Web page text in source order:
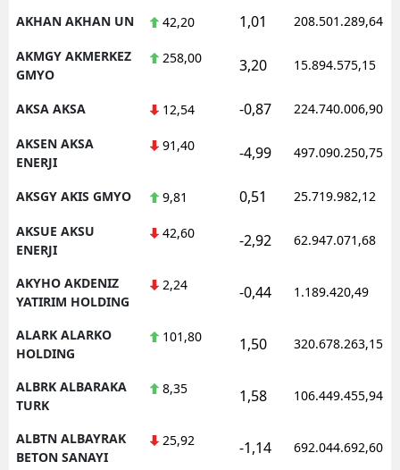
AKHAN AKHAN UN 42,20 1,01 208.501.289,64
AKMGY AKMERKEZ
GMYO
258,00 3,20 15.894.575,15
AKSA AKSA 12,54 -0,87 224.740.006,90
AKSEN AKSA
ENERJI
91,40 -4,99 497.090.250,75
AKSGY AKIS GMYO 9,81 0,51 25.719.982,12
AKSUE AKSU
ENERJI
42,60 -2,92 62.947.071,68
AKYHO AKDENIZ
YATIRIM HOLDING
2,24 -0,44 1.189.420,49
ALARK ALARKO
HOLDING
101,80 1,50 320.678.263,15
ALBRK ALBARAKA
TURK
8,35 1,58 106.449.455,94
ALBTN ALBAYRAK
BETON SANAYI
25,92 -1,14 692.044.692,60